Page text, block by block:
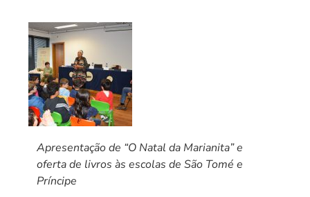
Apresentação de “O Natal da Marianita” e
oferta de livros às escolas de São Tomé e
Príncipe